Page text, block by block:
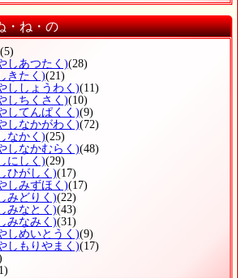
・ね・の
(5)
しあつたく)(28)
きたく)(21)
ししょうわく)(11)
しちくさく)(10)
してんぱくく)(9)
しなかがわく)(72)
なかく)(25)
しなかむらく)(48)
にしく)(29)
ひがしく)(17)
しみずほく)(17)
みどりく)(22)
みなとく)(43)
みなみく)(31)
しめいとうく)(9)
しもりやまく)(17)